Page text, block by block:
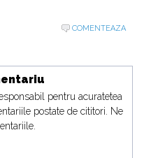
COMENTEAZA
pentru acuratetea
postate de cititori. Ne